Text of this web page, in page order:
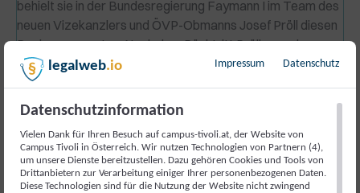
behielt sie in der Bundesregierung Faymann I im Team des
neuen Vizekanzlers und ÖVP-Obmanns Josef Pröll diesen
Regierungsposten. Nach dem Rücktritt Prölls wurde
Fekter im April 2011 dessen Nachfolgerin im
Bundesministerium für Finanzen. Fekters politische
Schwerpunkte als Innenministerin waren die nationale und
Neuregulierung des Fremdenrechts und die
Beschleunigung von Asylverfahren.
legalweb.io Impressum Datenschutz
Datenschutzinformation
Vielen Dank für Ihren Besuch auf campus-tivoli.at, der Website von
Campus Tivoli in Österreich. Wir nutzen Technologien von Partnern (4),
um unsere Dienste bereitzustellen. Dazu gehören Cookies und Tools von
Drittanbietern zur Verarbeitung einiger Ihrer personenbezogenen Daten.
Diese Technologien sind für die Nutzung der Website nicht zwingend